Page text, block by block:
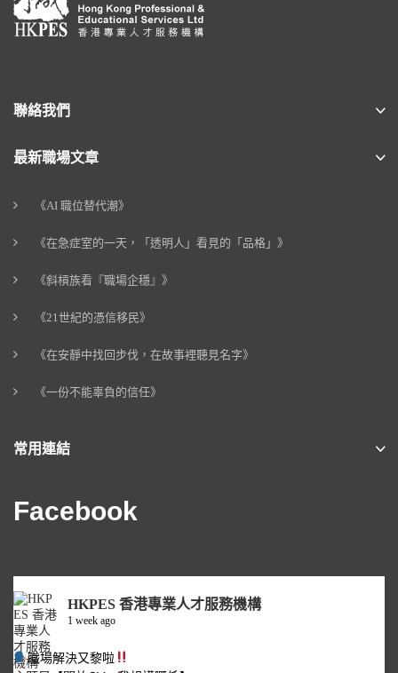
聯絡我們
最新職場文章
《AI 職位替代潮》
《在急症室的一天，「透明人」看見的「品格」》
《斜槓族看『職場企穩』》
《21世紀的憑信移民》
《在安靜中找回步伐，在故事裡聽見名字》
《一份不能辜負的信任》
常用連結
Facebook
HKPES 香港專業人才服務機構
1 week ago
職場解決又黎啦